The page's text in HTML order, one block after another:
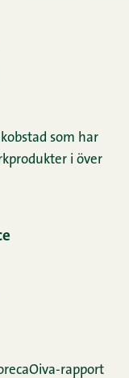
som har
i över
Oiva-rapport